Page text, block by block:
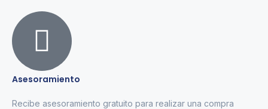
Asesoramiento
Recibe asesoramiento gratuito para realizar una compra